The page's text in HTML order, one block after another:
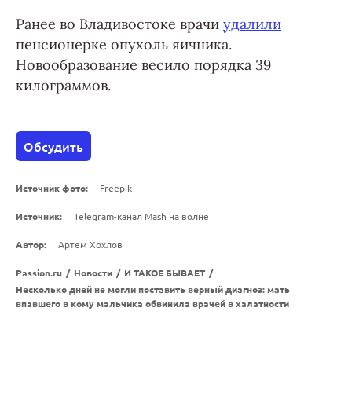
Ранее во Владивостоке врачи удалили
пенсионерке опухоль яичника.
Новообразование весило порядка 39
килограммов.
Обсудить
Источник фото: Freepik
Источник: Telegram-канал Mash на волне
Автор: Артем Хохлов
Passion.ru / Новости / И ТАКОЕ БЫВАЕТ /
Несколько дней не могли поставить верный диагноз: мать
впавшего в кому мальчика обвинила врачей в халатности